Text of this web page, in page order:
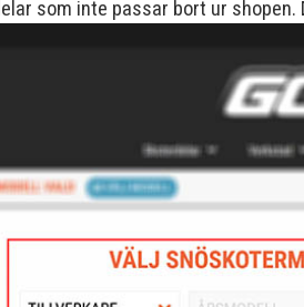
som inte passar bort ur